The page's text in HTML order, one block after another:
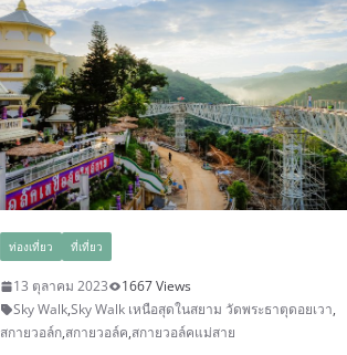
ท่องเที่ยว ที่เที่ยว
13 ตุลาคม 2023
1667 Views
Sky Walk,Sky Walk เหนือสุดในสยาม วัดพระธาตุดอยเวา,
สกายวอล์ก,สกายวอล์ค,สกายวอล์คแม่สาย